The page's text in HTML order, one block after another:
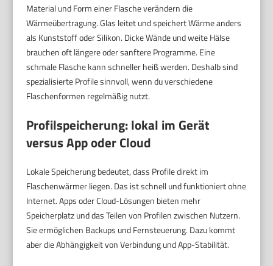
Material und Form einer Flasche verändern die
Wärmeübertragung. Glas leitet und speichert Wärme anders
als Kunststoff oder Silikon. Dicke Wände und weite Hälse
brauchen oft längere oder sanftere Programme. Eine
schmale Flasche kann schneller heiß werden. Deshalb sind
spezialisierte Profile sinnvoll, wenn du verschiedene
Flaschenformen regelmäßig nutzt.
Profilspeicherung: lokal im Gerät
versus App oder Cloud
Lokale Speicherung bedeutet, dass Profile direkt im
Flaschenwärmer liegen. Das ist schnell und funktioniert ohne
Internet. Apps oder Cloud-Lösungen bieten mehr
Speicherplatz und das Teilen von Profilen zwischen Nutzern.
Sie ermöglichen Backups und Fernsteuerung. Dazu kommt
aber die Abhängigkeit von Verbindung und App-Stabilität.